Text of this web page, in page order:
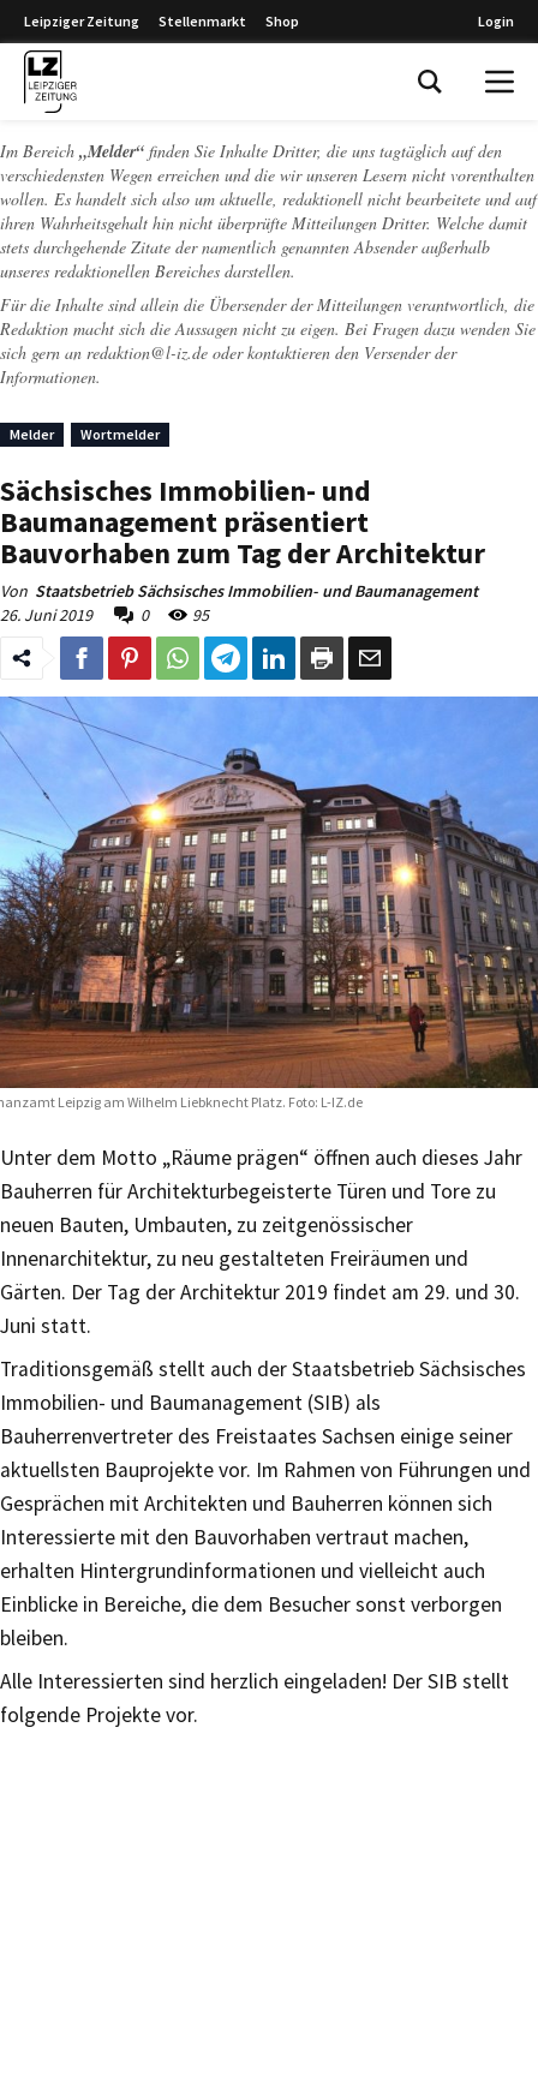
Leipziger Zeitung Stellenmarkt Shop Login
Im Bereich „Melder“ finden Sie Inhalte Dritter, die uns tagtäglich auf den
verschiedensten Wegen erreichen und die wir unseren Lesern nicht vorenthalten
wollen. Es handelt sich also um aktuelle, redaktionell nicht bearbeitete und auf
ihren Wahrheitsgehalt hin nicht überprüfte Mitteilungen Dritter. Welche damit
stets durchgehende Zitate der namentlich genannten Absender außerhalb
unseres redaktionellen Bereiches darstellen.
Für die Inhalte sind allein die Übersender der Mitteilungen verantwortlich, die
Redaktion macht sich die Aussagen nicht zu eigen. Bei Fragen dazu wenden Sie
sich gern an redaktion@l-iz.de oder kontaktieren den Versender der
Informationen.
Melder Wortmelder
Sächsisches Immobilien- und
Baumanagement präsentiert
Bauvorhaben zum Tag der Architektur
Von Staatsbetrieb Sächsisches Immobilien- und Baumanagement
26. Juni 2019
0 95
Leipzig am Wilhelm Liebknecht Platz. Foto: L-IZ.de
Unter dem Motto „Räume prägen“ öffnen auch dieses Jahr
Bauherren für Architekturbegeisterte Türen und Tore zu
neuen Bauten, Umbauten, zu zeitgenössischer
Innenarchitektur, zu neu gestalteten Freiräumen und
Gärten. Der Tag der Architektur 2019 findet am 29. und 30.
Juni statt.
Traditionsgemäß stellt auch der Staatsbetrieb Sächsisches
Immobilien- und Baumanagement (SIB) als
Bauherrenvertreter des Freistaates Sachsen einige seiner
aktuellsten Bauprojekte vor. Im Rahmen von Führungen und
Gesprächen mit Architekten und Bauherren können sich
Interessierte mit den Bauvorhaben vertraut machen,
erhalten Hintergrundinformationen und vielleicht auch
Einblicke in Bereiche, die dem Besucher sonst verborgen
bleiben.
Alle Interessierten sind herzlich eingeladen! Der SIB stellt
folgende Projekte vor.